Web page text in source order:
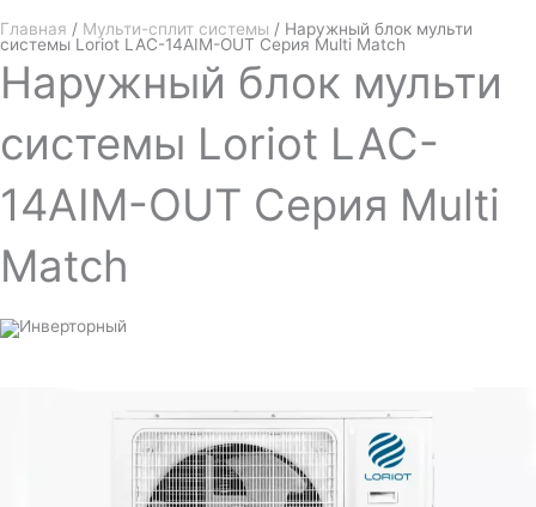
Главная / Мульти-сплит системы / Наружный блок мульти
системы Loriot LAC-14AIM-OUT Серия Multi Match
Наружный блок мульти
системы Loriot LAC-
14AIM-OUT Серия Multi
Match